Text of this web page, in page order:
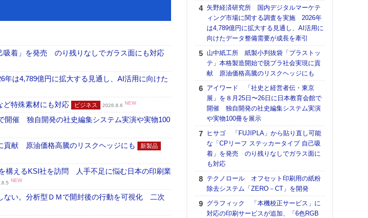
吸着」を発売 のり残りなしでガラス面にも対応
は4,789億円に拡大する見通し、AI活用に向けた
ど特殊素材にも対応 ビジネス 2026.8.6 NEW
開催 独自開発の社史編集システム実演や実物100
貢献 原油価格高騰のリスクヘッジにも 新製品
構えるKSI社を訪問 人手不足に悩む日本の印刷業
NEW
ない。分析型ＤＭで開封後の行動を可視化 二次
矢野経済研究所 国内デジタルマーケテ
ィング市場に関する調査を実施 2026年
は4,789億円に拡大する見通し、AI活用に
向けたデータ整備需要が成長を牽引
山中紙工所 紙製小判抜袋「プラストッ
テ」本格製造開始で脱プラ社会実現に貢
献 原油価格高騰のリスクヘッジにも
アイワード 「社史と経営者伝・東京
展」を８月25日〜26日に日本教育会館で
開催 独自開発の社史編集システム実演
や実物100冊を展示
ヒサゴ 「FUJIPLA」から貼り直し可能
な「CPリーフ ステッカータイプ 自己吸
着」を発売 のり残りなしでガラス面に
も対応
テクノロール オフセット印刷用の紙粉
除去システム「ZERO－CT」を開発
グラフィック 「本機校正サービス」に
対応の印刷サービスが追加、「6色RGB